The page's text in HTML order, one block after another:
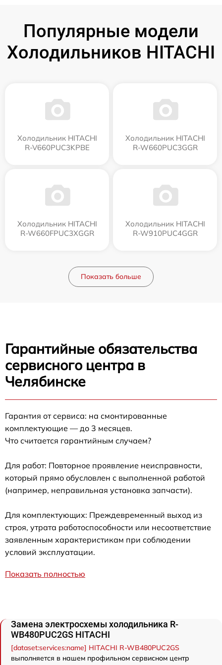
Популярные модели
Холодильников HITACHI
Холодильник HITACHI
R-V660PUC3KPBE
Холодильник HITACHI
R-W660PUC3GGR
Холодильник HITACHI
R-W660FPUC3XGGR
Холодильник HITACHI
R-W910PUC4GGR
Показать больше
Гарантийные обязательства
сервисного центра в
Челябинске
Гарантия от сервиса: на смонтированные
комплектующие — до 3 месяцев.
Что считается гарантийным случаем?
Для работ: Повторное проявление неисправности,
который прямо обусловлен с выполненной работой
(например, неправильная установка запчасти).
Для комплектующих: Преждевременный выход из
строя, утрата работоспособности или несоответствие
заявленным характеристикам при соблюдении
условий эксплуатации.
Показать полностью
Замена электросхемы холодильника R-
WB480PUC2GS HITACHI
[dataset:services:name] HITACHI R-WB480PUC2GS
выполняется в нашем профильном сервисном центр